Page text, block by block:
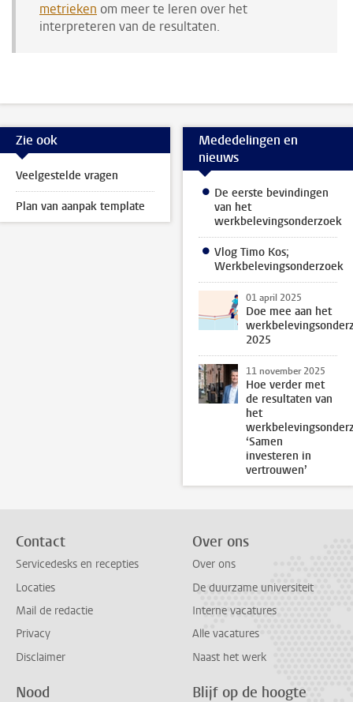
metrieken om meer te leren over het
interpreteren van de resultaten.
Zie ook
Veelgestelde vragen
Plan van aanpak template
Mededelingen en
nieuws
De eerste bevindingen
van het
werkbelevingsonderzoek
Vlog Timo Kos;
Werkbelevingsonderzoek
01 april 2025
Doe mee aan het
2025
11 november 2025
Hoe verder met
de resultaten van
het
‘Samen
investeren in
vertrouwen’
Contact
Servicedesks en recepties
Locaties
Mail de redactie
Privacy
Disclaimer
Over ons
Over ons
De duurzame universiteit
Interne vacatures
Alle vacatures
Naast het werk
Nood Blijf op de hoogte